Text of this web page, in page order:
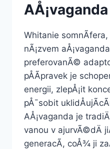
Whitanie
nÃ¡zvem
preferovanÃ©
pÅÃ­pravek je
energii, zlepÅ¡it
pÅ¯sobit
AÅ¡vaganda je
vanou v ajurvÃ©dÄ
generacÃ­, coÅ¾ ji